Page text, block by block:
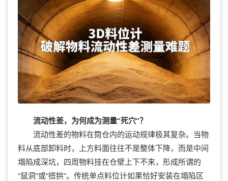
流动性差，为何成为测量“死穴”？
流动性差的物料在筒仓内的运动规律极其复杂。当物
料从底部卸料时，上方料面往往不是整体下降，而是中间
塌陷成深坑，四周物料挂在仓壁上下不来，形成所谓的
“鼠洞”或“搭拱”。传统单点料位计如果恰好安装在塌陷区